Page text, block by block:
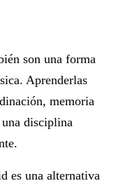
son una forma
Aprenderlas
memoria
disciplina
es una alternativa